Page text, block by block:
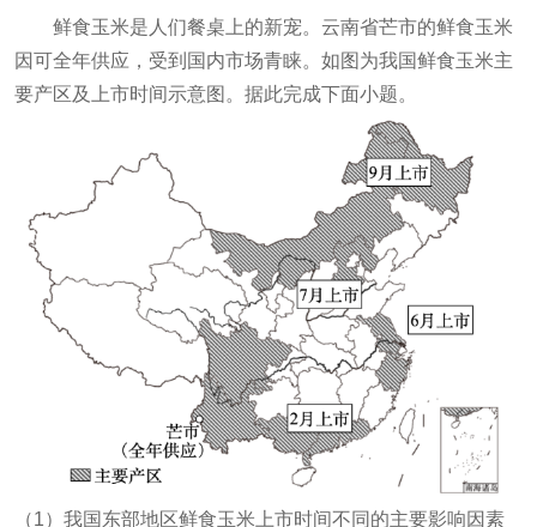
鲜食玉米是人们餐桌上的新宠。云南省芒市的鲜食玉米
因可全年供应，受到国内市场青睐。如图为我国鲜食玉米主
要产区及上市时间示意图 。据此完成下面小题。
（1）我国东部地区鲜食玉米上市时间不同的主要影响因素